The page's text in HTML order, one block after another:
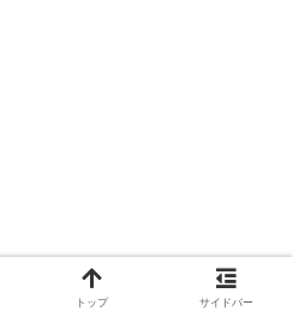
トップ サイドバー